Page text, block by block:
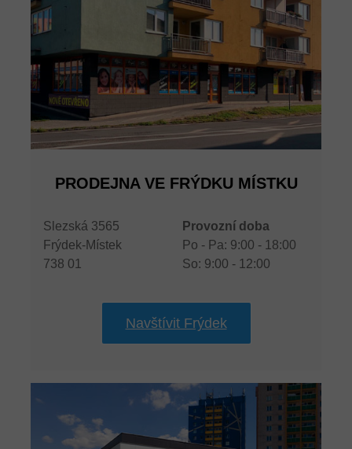
PRODEJNA VE FRÝDKU MÍSTKU
Slezská 3565
Frýdek-Místek
738 01
Provozní doba
Po - Pa: 9:00 - 18:00
So: 9:00 - 12:00
Navštívit Frýdek